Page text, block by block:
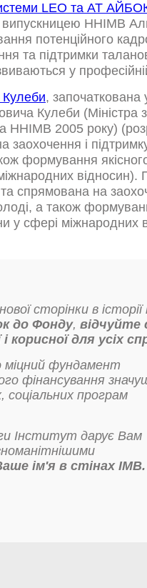
LEO та АТ
випускницею ННІМВ
потенційного
та підтримки
у
Кулеби, започаткована
Кулеби (Міністра
ННІМВ 2005 року)
заохочення і
формування
відносин).
спрямована на
а також
у сфері міжнародних
сторінки в
до Фонду, відчуйте
корисної для усіх
міцний фундамент
фінансування
соціальних програм
Інститут дарує Вам
ім'я в стінах ІМВ.